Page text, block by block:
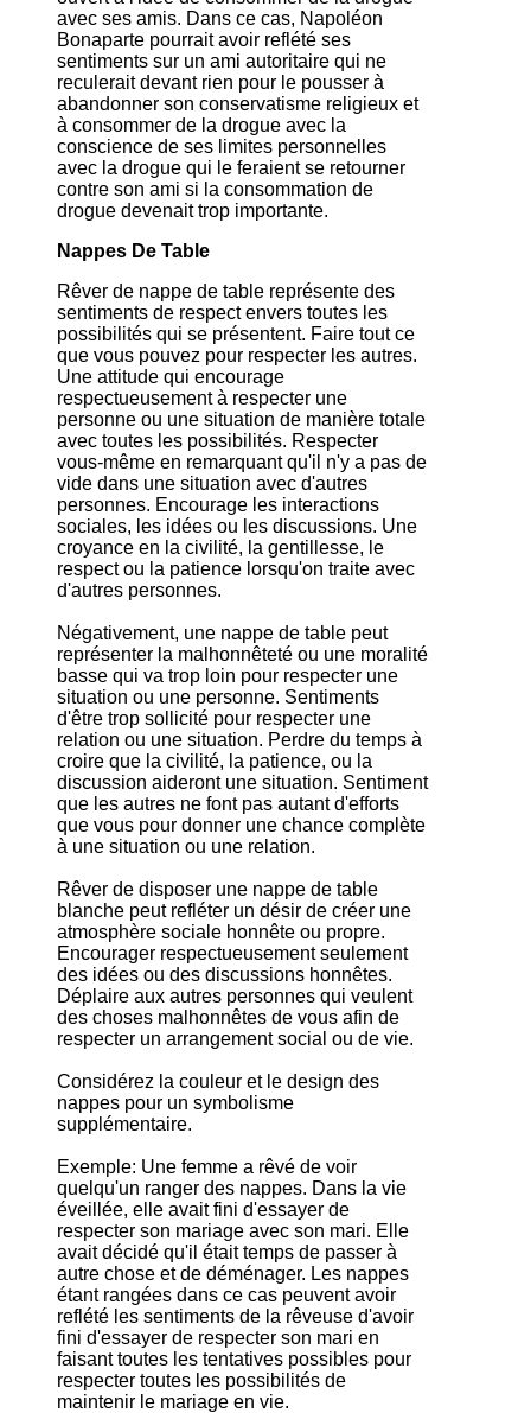
avec ses amis. Dans ce cas, Napoléon
Bonaparte pourrait avoir reflété ses
sentiments sur un ami autoritaire qui ne
reculerait devant rien pour le pousser à
abandonner son conservatisme religieux et
à consommer de la drogue avec la
conscience de ses limites personnelles
avec la drogue qui le feraient se retourner
contre son ami si la consommation de
drogue devenait trop importante.
Nappes De Table
Rêver de nappe de table représente des
sentiments de respect envers toutes les
possibilités qui se présentent. Faire tout ce
que vous pouvez pour respecter les autres.
Une attitude qui encourage
respectueusement à respecter une
personne ou une situation de manière totale
avec toutes les possibilités. Respecter
vous-même en remarquant qu'il n'y a pas de
vide dans une situation avec d'autres
personnes. Encourage les interactions
sociales, les idées ou les discussions. Une
croyance en la civilité, la gentillesse, le
respect ou la patience lorsqu'on traite avec
d'autres personnes.
Négativement, une nappe de table peut
représenter la malhonnêteté ou une moralité
basse qui va trop loin pour respecter une
situation ou une personne. Sentiments
d'être trop sollicité pour respecter une
relation ou une situation. Perdre du temps à
croire que la civilité, la patience, ou la
discussion aideront une situation. Sentiment
que les autres ne font pas autant d'efforts
que vous pour donner une chance complète
à une situation ou une relation.
Rêver de disposer une nappe de table
blanche peut refléter un désir de créer une
atmosphère sociale honnête ou propre.
Encourager respectueusement seulement
des idées ou des discussions honnêtes.
Déplaire aux autres personnes qui veulent
des choses malhonnêtes de vous afin de
respecter un arrangement social ou de vie.
Considérez la couleur et le design des
nappes pour un symbolisme
supplémentaire.
Exemple: Une femme a rêvé de voir
quelqu'un ranger des nappes. Dans la vie
éveillée, elle avait fini d'essayer de
respecter son mariage avec son mari. Elle
avait décidé qu'il était temps de passer à
autre chose et de déménager. Les nappes
étant rangées dans ce cas peuvent avoir
reflété les sentiments de la rêveuse d'avoir
fini d'essayer de respecter son mari en
faisant toutes les tentatives possibles pour
respecter toutes les possibilités de
maintenir le mariage en vie.